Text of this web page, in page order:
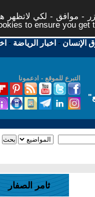
- موافق - لكي لاتظهر
to ensure you get
الإنسان - اخبار الرياضة -
التبرع للموقع - ادعمونا
"
ثامر الصفار